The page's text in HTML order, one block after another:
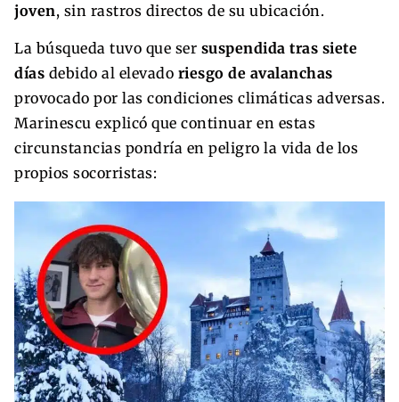
joven, sin rastros directos de su ubicación.
La búsqueda tuvo que ser suspendida tras siete
días debido al elevado riesgo de avalanchas
provocado por las condiciones climáticas adversas.
Marinescu explicó que continuar en estas
circunstancias pondría en peligro la vida de los
propios socorristas: